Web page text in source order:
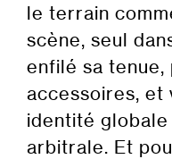
le terrain
scène, seul
enfilé sa tenue,
accessoires, et
identité
arbitrale. Et